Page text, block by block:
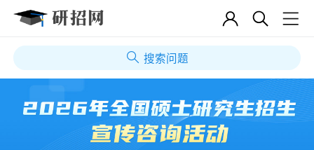
搜索问题